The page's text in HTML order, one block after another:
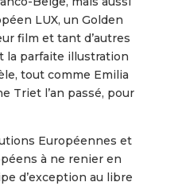
LUX, un Golden
film et tant d’autres
la parfaite illustration
tout comme Emilia
Triet l’an passé, pour
Européennes et
à ne renier en
d’exception au libre